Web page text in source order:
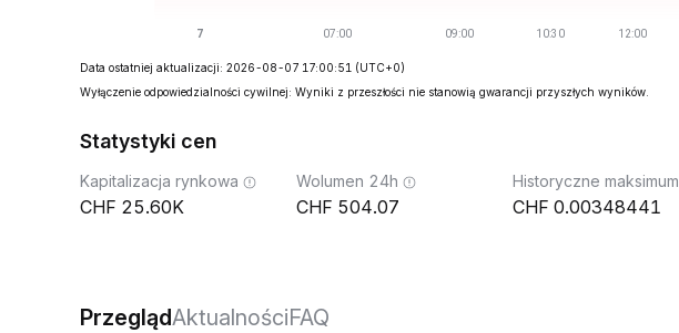
Data ostatniej aktualizacji: 2026-08-07 17:00:51 (UTC+0)
Wyłączenie odpowiedzialności cywilnej: Wyniki z przeszłości nie stanowią gwarancji przyszłych wyników.
Statystyki cen
Kapitalizacja rynkowa
25.60K
Wolumen 24h
504.07
Historyczne maksimum
0.00348441
PrzeglądAktualnościFAQ